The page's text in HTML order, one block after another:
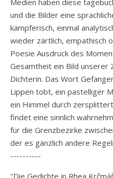
und die Bilder eine
kämpferisch, einmal
wieder zärtlich, empathisch
Poesie Ausdruck des
Gesamtheit ein Bild unserer
Dichterin. Das Wort
Lippen tobt, ein pastelliger
ein Himmel durch
findet eine sinnlich
für die Grenzbezirke
der es gänzlich andere
----------
"Die Gedichte in Rhea